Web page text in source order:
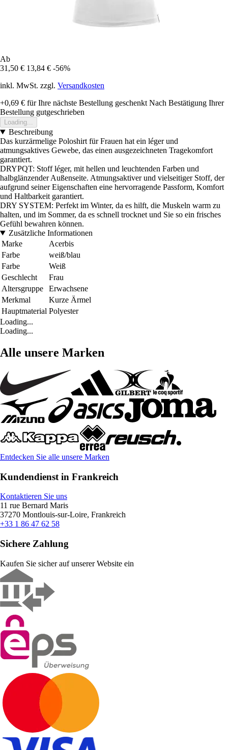
Ab
31,50 € 13,84 € -56%
inkl. MwSt. zzgl. Versandkosten
+0,69 € für Ihre nächste Bestellung geschenkt Nach Bestätigung Ihrer
Bestellung gutgeschrieben
Loading...
Beschreibung
Das kurzärmelige Poloshirt für Frauen hat ein léger und
atmungsaktives Gewebe, das einen ausgezeichneten Tragekomfort
garantiert.
DRYPQT: Stoff léger, mit hellen und leuchtenden Farben und
halbglänzender Außenseite. Atmungsaktiver und vielseitiger Stoff, der
aufgrund seiner Eigenschaften eine hervorragende Passform, Komfort
und Haltbarkeit garantiert.
DRY SYSTEM: Perfekt im Winter, da es hilft, die Muskeln warm zu
halten, und im Sommer, da es schnell trocknet und Sie so ein frisches
Gefühl bewahren können.
Zusätzliche Informationen
Marke
Acerbis
Farbe
weiß/blau
Farbe
Weiß
Geschlecht
Frau
Altersgruppe
Erwachsene
Merkmal
Kurze Ärmel
Hauptmaterial Polyester
Loading...
Loading...
Alle unsere Marken
Entdecken Sie alle unsere Marken
Kundendienst in Frankreich
Kontaktieren Sie uns
11 rue Bernard Maris
37270 Montlouis-sur-Loire, Frankreich
+33 1 86 47 62 58
Sichere Zahlung
Kaufen Sie sicher auf unserer Website ein